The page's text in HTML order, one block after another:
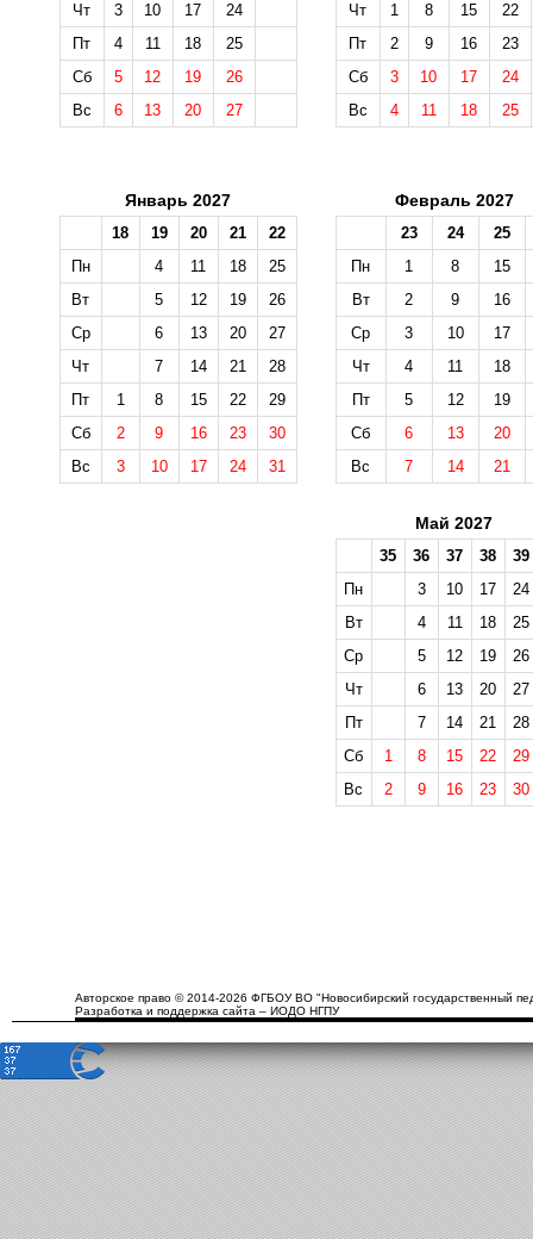
Чт
3 10 17
24
Пт
4 11 18
25
Сб
5 12 19
26
Вс
6 13 20 27
Чт
1 8 15
22
Пт
2 9 16
23
Сб
3 10 17
24
Вс
4 11 18 25
Январь 2027
18 19 20 21
22
Пн
4 11 18
25
Вт
5 12 19
26
Ср
6 13 20
27
Чт
7 14 21
28
Пт
1 8 15 22
29
Сб
2 9 16 23
30
Вс
3 10 17 24 31
Февраль 2027
23 24
25
Пн
1 8
15
Вт
2 9
16
Ср
3 10
17
Чт
4 11
18
Пт
5 12
19
Сб
6 13
20
Вс
7 14 21
Май 2027
35 36 37 38
39
Пн
3 10 17
24
Вт
4 11 18
25
Ср
5 12 19
26
Чт
6 13 20
27
Пт
7 14 21
28
Сб
1 8 15 22
29
Вс
2 9 16 23 30
Авторское право © 2014-2026 ФГБОУ ВО "Новосибирский государственный
Разработка и поддержка сайта – ИОДО НГПУ